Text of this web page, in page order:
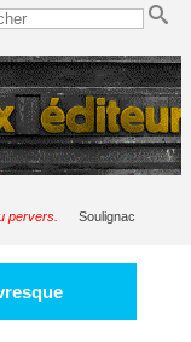
pervers. Soulignac